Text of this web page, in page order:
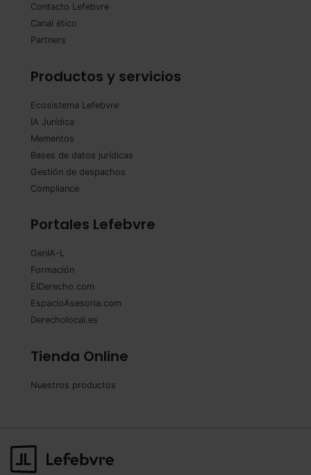
Contacto Lefebvre
Canal ético
Partners
Productos y servicios
Ecosistema Lefebvre
IA Jurídica
Mementos
Bases de datos jurídicas
Gestión de despachos
Compliance
Portales Lefebvre
GenIA-L
Formación
ElDerecho.com
EspacioAsesoria.com
Derecholocal.es
Tienda Online
Nuestros productos